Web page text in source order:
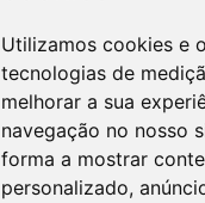
Utilizamos cookies e
tecnologias de
melhorar a sua
navegação no nosso
forma a mostrar
personalizado,